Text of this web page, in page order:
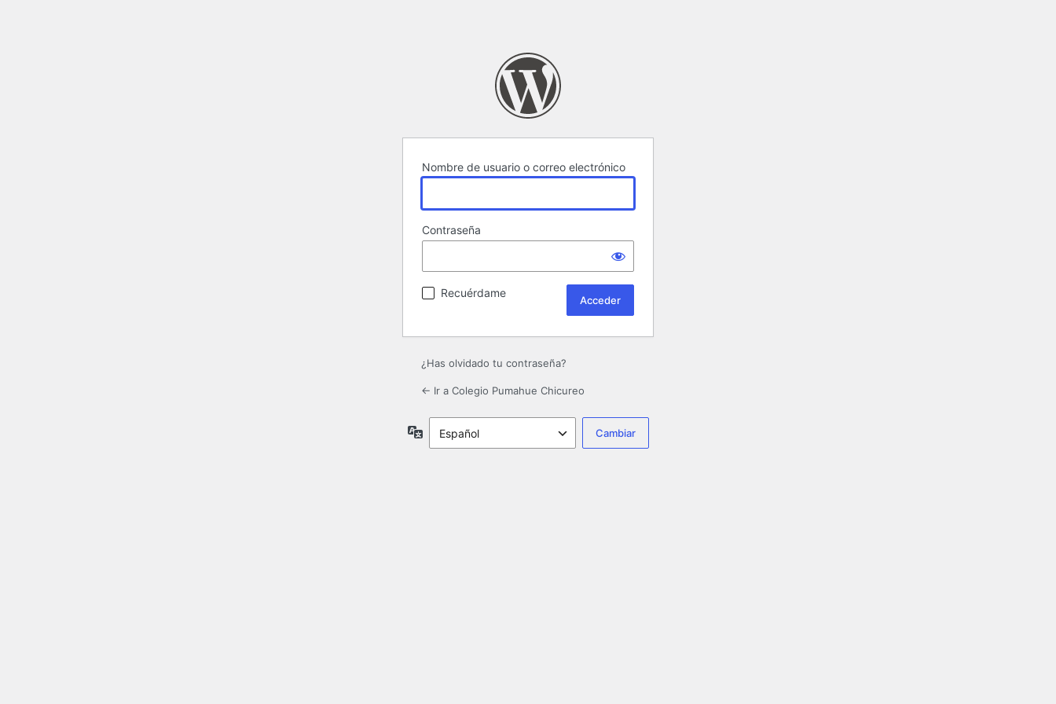
Nombre de usuario o correo electrónico
Contraseña
Recuérdame
¿Has olvidado tu contraseña?
← Ir a Colegio Pumahue Chicureo
Idioma